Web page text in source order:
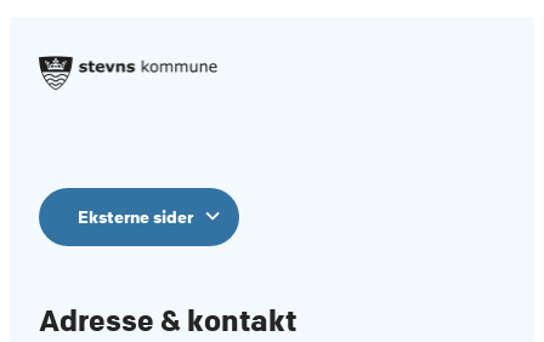
Eksterne sider
Adresse & kontakt